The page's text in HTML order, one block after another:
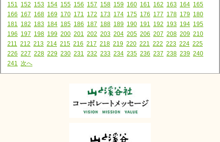
151
152 153 154 155 156 157 158 159 160 161 162 163 164 165
166 167 168 169 170 171 172 173 174 175 176 177 178 179 180
181
182 183 184 185 186 187 188 189 190 191 192 193 194 195
196 197 198 199 200 201 202 203 204 205 206 207 208 209 210
211
212 213 214 215 216 217 218 219 220 221 222 223 224 225
226 227 228 229 230 231 232 233 234 235 236 237 238 239 240
241
次へ